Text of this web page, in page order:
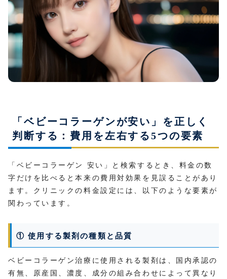
「ベビーコラーゲンが安い」を正しく
判断する：費用を左右する5つの要素
「ベビーコラーゲン 安い」と検索するとき、料金の数
字だけを比べると本来の費用対効果を見誤ることがあり
ます。クリニックの料金設定には、以下のような要素が
関わっています。
① 使用する製剤の種類と品質
ベビーコラーゲン治療に使用される製剤は、国内承認の
有無、原産国、濃度、成分の組み合わせによって異なり